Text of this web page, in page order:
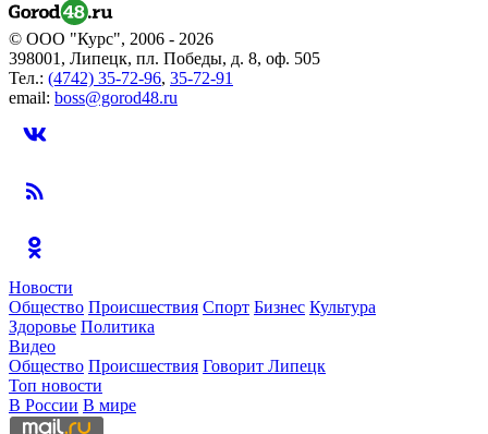
© ООО "Курс", 2006 - 2026
398001, Липецк, пл. Победы, д. 8, оф. 505
Тел.: (4742) 35-72-96, 35-72-91
email: boss@gorod48.ru
Новости
Общество Происшествия Спорт Бизнес Культура
Здоровье Политика
Видео
Общество Происшествия Говорит Липецк
Топ новости
В России В мире